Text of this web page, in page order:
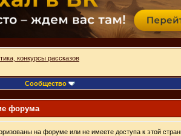
конкурсы рассказов
Сообщество
форума
на форуме или не имеете доступа к этой